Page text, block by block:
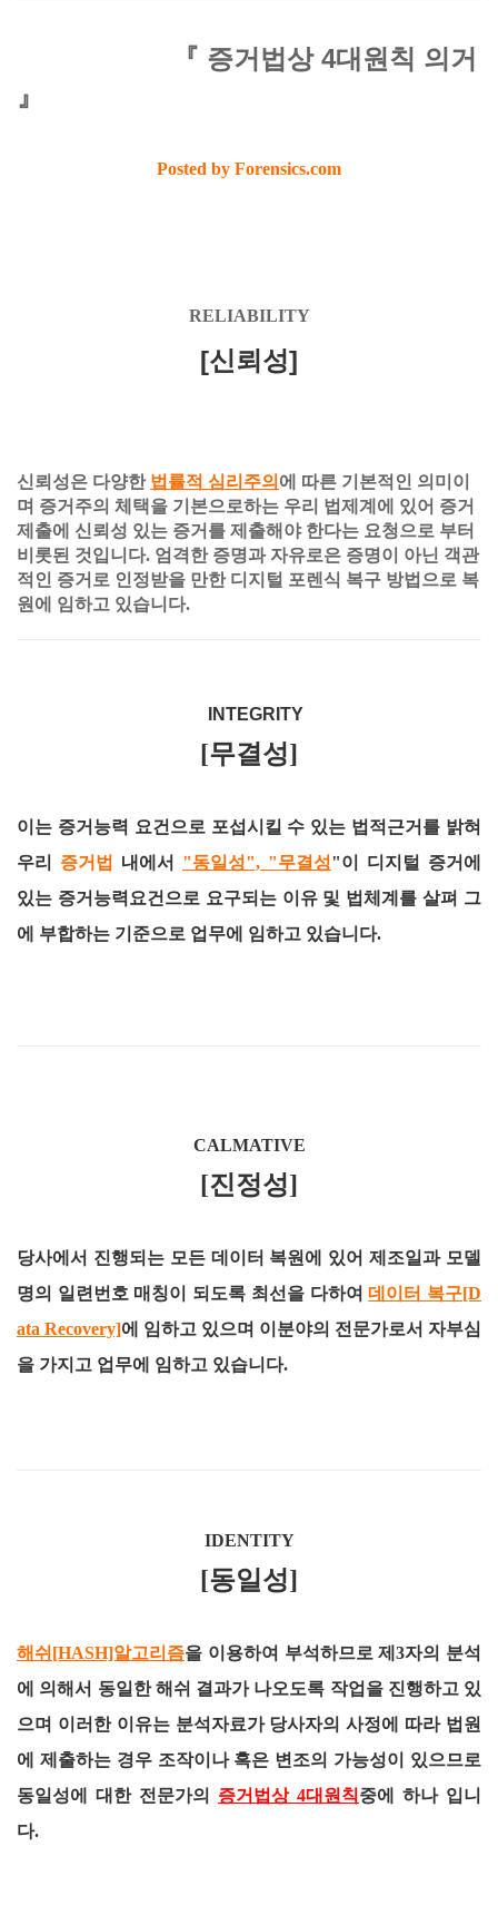
『 증거법상 4대원칙 의거
』
Posted by Forensics.com
RELIABILITY
[신뢰성]
신뢰성은 다양한 법률적 심리주의 에 따른 기본적인 의미이
며 증거주의 체택을 기본으로하는 우리 법제계에 있어 증거
제출에 신뢰성 있는 증거를 제출해야 한다는 요청으로 부터
비롯된 것입니다. 엄격한 증명과 자유로은 증명이 아닌 객관
적인 증거로 인정받을 만한 디지털 포렌식 복구 방법으로 복
원에 임하고 있습니다.
INTEGRITY
[무결성]
이는 증거능력 요건으로 포섭시킬 수 있는 법적근거를 밝혀
우리 증거법 내에서 "동일성", "무결성"이 디지털 증거에
있는 증거능력요건으로 요구되는 이유 및 법체계를 살펴 그
에 부합하는 기준으로 업무에 임하고 있습니다.
CALMATIVE
[진정성]
당사에서 진행되는 모든 데이터 복원에 있어 제조일과 모델
명의 일련번호 매칭이 되도록 최선을 다하여데이터 복구[D
ata Recovery]에 임하고 있으며 이분야의 전문가로서 자부심
을 가지고 업무에 임하고 있습니다.
IDENTITY
[동일성]
해쉬[HASH]알고리즘을 이용하여 부석하므로 제3자의 분석
에 의해서 동일한 해쉬 결과가 나오도록 작업을 진행하고 있
으며 이러한 이유는 분석자료가 당사자의 사정에 따라 법원
에 제출하는 경우 조작이나 혹은 변조의 가능성이 있으므로
동일성에 대한 전문가의 증거법상 4대원칙중에 하나 입니
다.